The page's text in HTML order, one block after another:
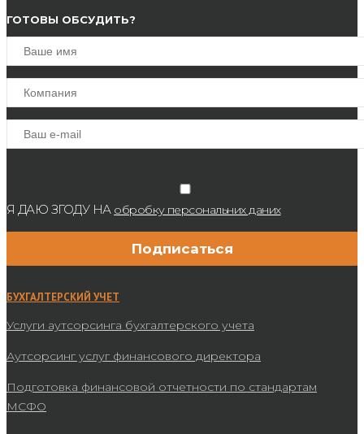
ГОТОВЫ ОБСУДИТЬ?
Я ДАЮ ЗГОДУ НА обробку персональних даних
БУХГАЛТЕРСКИЙ УЧЕТ
Услуги аутсорсинга бухгалтерского учета
Аутсорсинг услуг финансового директора
Подготовка финансовой отчетности по стандартам
МСФО